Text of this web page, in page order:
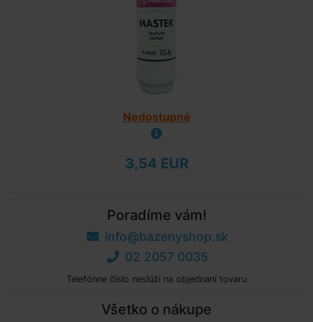
Nedostupné
3,54 EUR
Poradíme vám!
info@bazenyshop.sk
02 2057 0035
Telefónne číslo neslúži na objednaní tovaru
Všetko o nákupe